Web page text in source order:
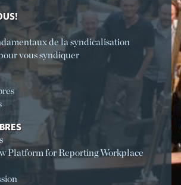
de la syndicalisation
vous syndiquer
Platform for Reporting Workplace